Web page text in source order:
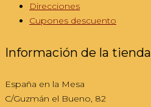
Direcciones
Cupones descuento
Información de la tienda
España en la Mesa
C/Guzmán el Bueno, 82